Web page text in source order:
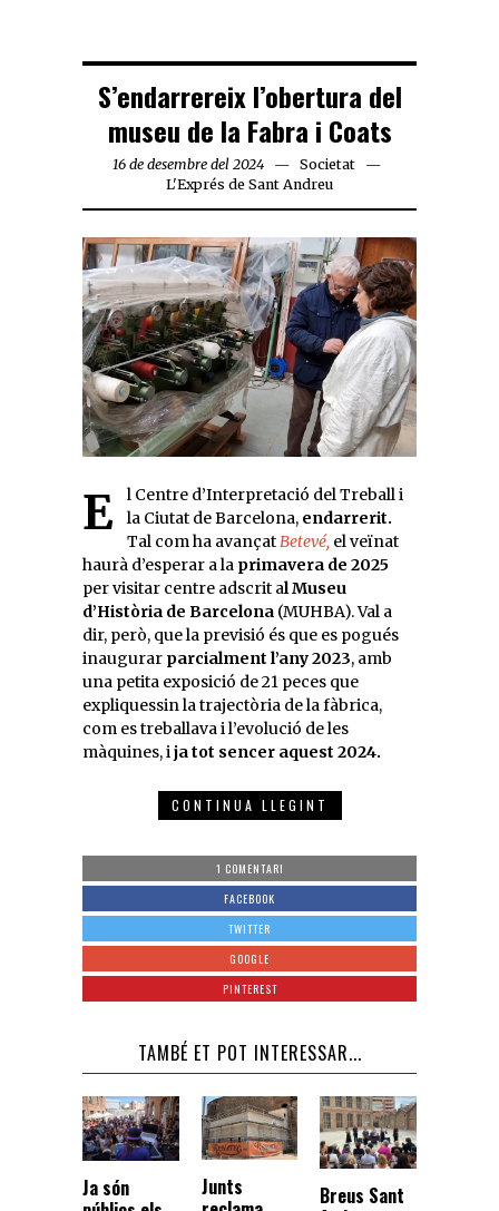
S’endarrereix l’obertura del
museu de la Fabra i Coats
16 de desembre del 2024
Societat
L'Exprés de Sant Andreu
El Centre d’Interpretació del Treball i la Ciutat de Barcelona, endarrerit.
Tal com ha avançatBetevé, el veïnat
haurà d’esperar a la primavera de 2025
per visitar centre adscrit al Museu
d’Història de Barcelona (MUHBA). Val a
dir, però, que la previsió és que es pogués
inaugurar parcialment l’any 2023, amb
una petita exposició de 21 peces que
expliquessin la trajectòria de la fàbrica,
com es treballava i l’evolució de les
màquines, ija tot sencer aquest 2024.
CONTINUA LLEGINT
1 COMENTARI
FACEBOOK
TWITTER
GOOGLE
PINTEREST
TAMBÉ ET POT INTERESSAR...
Ja són
Junts
Breus Sant